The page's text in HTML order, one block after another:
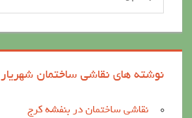
نوشته های نقاشی ساختمان شهریار
نقاشی ساختمان در بنفشه کرج